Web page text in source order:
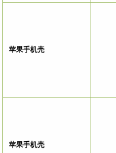
苹果手机壳
苹果手机壳